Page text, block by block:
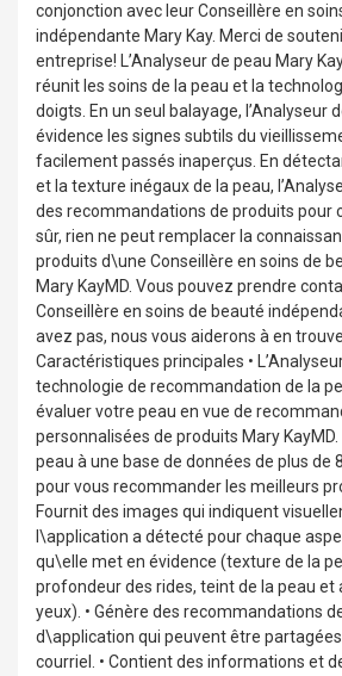
conjonction avec leur Conseillère en
indépendante Mary Kay. Merci de
entreprise! L’Analyseur de peau Mary
réunit les soins de la peau et la
doigts. En un seul balayage, l’Analyseur
évidence les signes subtils du
facilement passés inaperçus. En
et la texture inégaux de la peau,
des recommandations de produits pour
sûr, rien ne peut remplacer la
produits d\une Conseillère en soins de
Mary KayMD. Vous pouvez prendre
Conseillère en soins de beauté
avez pas, nous vous aiderons à en
Caractéristiques principales •
technologie de recommandation de la
évaluer votre peau en vue de
personnalisées de produits Mary
peau à une base de données de plus de
pour vous recommander les meilleurs
Fournit des images qui indiquent
l\application a détecté pour chaque
qu\elle met en évidence (texture de la
profondeur des rides, teint de la peau et
yeux). • Génère des recommandations
d\application qui peuvent être
courriel. • Contient des informations et